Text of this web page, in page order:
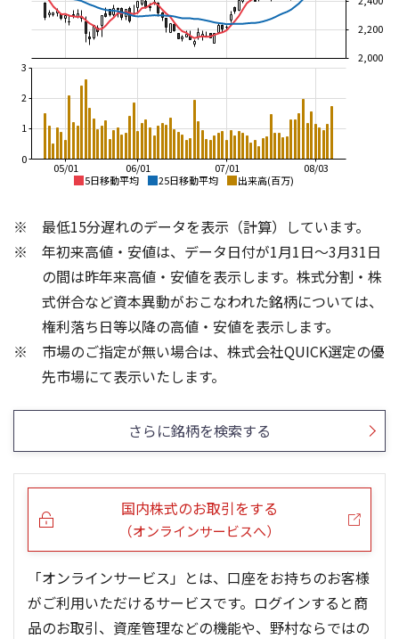
5日移動平均 25日移動平均 出来高(百万)
08/03
07/01
06/01
05/01
2,000
2,200
0
1
2
3
13週移動平均 26週移動平均 出来高(百万)
2,000
3,000
3,500
0
2
4
5ヶ月移動平均 25ヶ月移動平均 出来高(百万)
1,000
2,000
2,500
3,000
3,500
0
3
最低15分遅れのデータを表示（計算）しています。
年初来高値・安値は、データ日付が1月1日～3月31日
の間は昨年来高値・安値を表示します。株式分割・株
式併合など資本異動がおこなわれた銘柄については、
権利落ち日等以降の高値・安値を表示します。
市場のご指定が無い場合は、株式会社QUICK選定の優
先市場にて表示いたします。
さらに銘柄を検索する
国内株式のお取引をする
（オンラインサービスへ）
「オンラインサービス」とは、口座をお持ちのお客様
がご利用いただけるサービスです。ログインすると商
品のお取引、資産管理などの機能や、野村ならではの